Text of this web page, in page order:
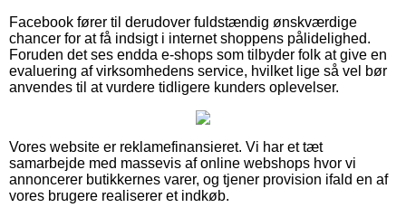
Facebook fører til derudover fuldstændig ønskværdige
chancer for at få indsigt i internet shoppens pålidelighed.
Foruden det ses endda e-shops som tilbyder folk at give en
evaluering af virksomhedens service, hvilket lige så vel bør
anvendes til at vurdere tidligere kunders oplevelser.
Vores website er reklamefinansieret. Vi har et tæt
samarbejde med massevis af online webshops hvor vi
annoncerer butikkernes varer, og tjener provision ifald en af
vores brugere realiserer et indkøb.